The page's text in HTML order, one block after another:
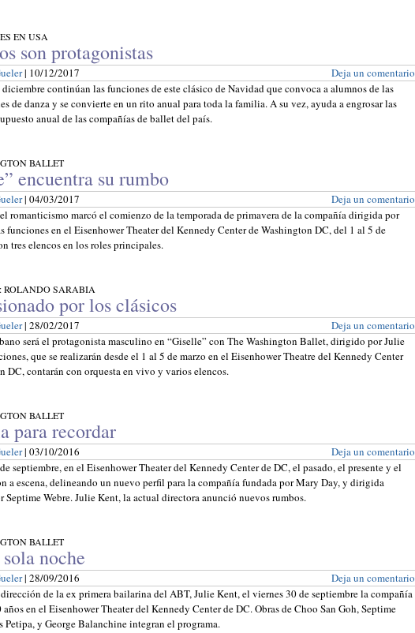
EN USA
son protagonistas
| 10/12/2017
Deja un comentario
diciembre continúan las funciones de este clásico de Navidad que convoca a alumnos de las
de danza y se convierte en un rito anual para toda la familia. A su vez, ayuda a engrosar las
anual de las compañías de ballet del país.
BALLET
encuentra su rumbo
| 04/03/2017
Deja un comentario
romanticismo marcó el comienzo de la temporada de primavera de la compañía dirigida por
funciones en el Eisenhower Theater del Kennedy Center de Washington DC, del 1 al 5 de
tres elencos en los roles principales.
ROLANDO SARABIA
por los clásicos
| 28/02/2017
Deja un comentario
será el protagonista masculino en “Giselle” con The Washington Ballet, dirigido por Julie
que se realizarán desde el 1 al 5 de marzo en el Eisenhower Theatre del Kennedy Center
DC, contarán con orquesta en vivo y varios elencos.
BALLET
para recordar
| 03/10/2016
Deja un comentario
septiembre, en el Eisenhower Theater del Kennedy Center de DC, el pasado, el presente y el
a escena, delineando un nuevo perfil para la compañía fundada por Mary Day, y dirigida
Septime Webre. Julie Kent, la actual directora anunció nuevos rumbos.
BALLET
noche
| 28/09/2016
Deja un comentario
de la ex primera bailarina del ABT, Julie Kent, el viernes 30 de septiembre la compañía
años en el Eisenhower Theater del Kennedy Center de DC. Obras de Choo San Goh, Septime
Petipa, y George Balanchine integran el programa.